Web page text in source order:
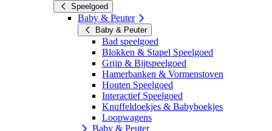
Speelgoed
Baby & Peuter
Baby & Peuter
Bad speelgoed
Blokken & Stapel Speelgoed
Grijp & Bijtspeelgoed
Hamerbanken & Vormenstoven
Houten Speelgoed
Interactief Speelgoed
Knuffeldoekjes & Babyboekjes
Loopwagens
Baby & Peuter